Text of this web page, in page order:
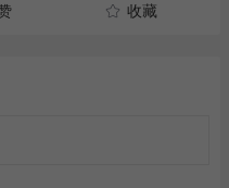
收藏